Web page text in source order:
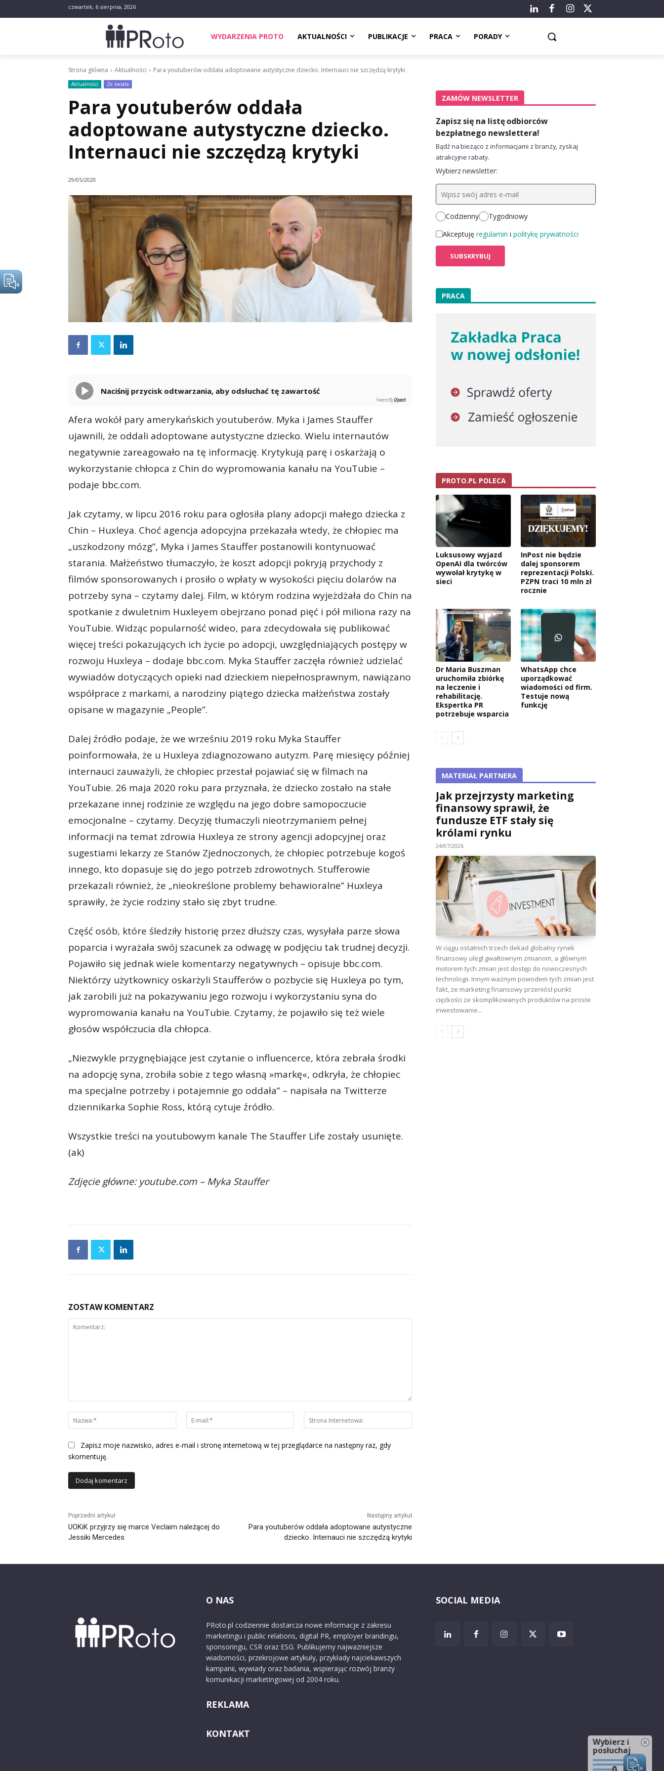
czwartek, 6 sierpnia, 2026
WYDARZENIA PROTO AKTUALNOŚCI PUBLIKACJE PRACA PORADY
Strona główna Aktualności Para youtuberów oddała adoptowane autystyczne dziecko. Internauci nie szczędzą krytyki
Aktualności Ze świata
Para youtuberów oddała
adoptowane autystyczne dziecko.
Internauci nie szczędzą krytyki
29/05/2020
Naciśnij przycisk odtwarzania, aby odsłuchać tę zawartość
Powered By GSpeech
Afera wokół pary amerykańskich youtuberów. Myka i James Stauffer
ujawnili, że oddali adoptowane autystyczne dziecko. Wielu internautów
negatywnie zareagowało na tę informację. Krytykują parę i oskarżają o
wykorzystanie chłopca z Chin do wypromowania kanału na YouTubie –
podaje bbc.com.
Jak czytamy, w lipcu 2016 roku para ogłosiła plany adopcji małego dziecka z
Chin – Huxleya. Choć agencja adopcyjna przekazała wtedy, że chłopiec ma
„uszkodzony mózg”, Myka i James Stauffer postanowili kontynuować
starania. Małżeństwo tłumaczyło, że koszt adopcji pokryją przychody z
filmów sponsorowanych i prosiło o wpłaty w wysokości pięciu dolarów na
potrzeby syna – czytamy dalej. Film, w którym rodzina wyjeżdżała do Chin na
spotkanie z dwuletnim Huxleyem obejrzano ponad pięć i pół miliona razy na
YouTubie. Widząc popularność wideo, para zdecydowała się publikować
więcej treści pokazujących ich życie po adopcji, uwzględniających postępy w
rozwoju Huxleya – dodaje bbc.com. Myka Stauffer zaczęła również udzielać
wywiadów dotyczących opieki nad dzieckiem niepełnosprawnym, nawiązano
współprace z markami, a narodziny piątego dziecka małżeństwa zostały
opisane w magazynie „People”.
Dalej źródło podaje, że we wrześniu 2019 roku Myka Stauffer
poinformowała, że u Huxleya zdiagnozowano autyzm. Parę miesięcy później
internauci zauważyli, że chłopiec przestał pojawiać się w filmach na
YouTubie. 26 maja 2020 roku para przyznała, że dziecko zostało na stałe
przekazane innej rodzinie ze względu na jego dobre samopoczucie
emocjonalne – czytamy. Decyzję tłumaczyli nieotrzymaniem pełnej
informacji na temat zdrowia Huxleya ze strony agencji adopcyjnej oraz
sugestiami lekarzy ze Stanów Zjednoczonych, że chłopiec potrzebuje kogoś
innego, kto dopasuje się do jego potrzeb zdrowotnych. Stufferowie
przekazali również, że „nieokreślone problemy behawioralne” Huxleya
sprawiły, że życie rodziny stało się zbyt trudne.
Część osób, które śledziły historię przez dłuższy czas, wysyłała parze słowa
poparcia i wyrażała swój szacunek za odwagę w podjęciu tak trudnej decyzji.
Pojawiło się jednak wiele komentarzy negatywnych – opisuje bbc.com.
Niektórzy użytkownicy oskarżyli Staufferów o pozbycie się Huxleya po tym,
jak zarobili już na pokazywaniu jego rozwoju i wykorzystaniu syna do
wypromowania kanału na YouTubie. Czytamy, że pojawiło się też wiele
głosów współczucia dla chłopca.
„Niezwykle przygnębiające jest czytanie o influencerce, która zebrała środki
na adopcję syna, zrobiła sobie z tego własną »markę«, odkryła, że chłopiec
ma specjalne potrzeby i potajemnie go oddała” – napisała na Twitterze
dziennikarka Sophie Ross, którą cytuje źródło.
Wszystkie treści na youtubowym kanale The Stauffer Life zostały usunięte.
(ak)
Zdjęcie główne: youtube.com – Myka Stauffer
ZOSTAW KOMENTARZ
Nazwa:*
mail:*
Internetowa:
Zapisz moje nazwisko, adres e-mail i stronę internetową w tej przeglądarce na następny raz, gdy
skomentuję.
Poprzedni artykuł
UOKiK przyjrzy się marce Veclaim należącej do
Jessiki Mercedes
Następny artykuł
Para youtuberów oddała adoptowane autystyczne
dziecko. Internauci nie szczędzą krytyki
ZAMÓW NEWSLETTER
Zapisz się na listę odbiorców
bezpłatnego newslettera!
Bądź na bieżąco z informacjami z branży, zyskaj
atrakcyjne rabaty.
Wybierz newsletter:
Codzienny
Tygodniowy
Akceptuję regulamin i politykę prywatności
PRACA
PROTO.PL POLECA
Luksusowy wyjazd
OpenAI dla twórców
wywołał krytykę w
sieci
InPost nie będzie
dalej sponsorem
reprezentacji Polski.
PZPN traci 10 mln zł
rocznie
Dr Maria Buszman
uruchomiła zbiórkę
na leczenie i
rehabilitację.
Ekspertka PR
potrzebuje wsparcia
WhatsApp chce
uporządkować
wiadomości od firm.
Testuje nową
funkcję
MATERIAŁ PARTNERA
Jak przejrzysty marketing
finansowy sprawił, że
fundusze ETF stały się
królami rynku
24/07/2026
W ciągu ostatnich trzech dekad globalny rynek
finansowy uległ gwałtownym zmianom, a głównym
motorem tych zmian jest dostęp do nowoczesnych
technologii. Innym ważnym powodem tych zmian jest
fakt, że marketing finansowy przeniósł punkt
ciężkości ze skomplikowanych produktów na proste
inwestowanie...
O NAS
PRoto.pl codziennie dostarcza nowe informacje z zakresu
marketingu i public relations, digital PR, employer brandingu,
sponsoringu, CSR oraz ESG. Publikujemy najważniejsze
wiadomości, przekrojowe artykuły, przykłady najciekawszych
kampanii, wywiady oraz badania, wspierając rozwój branży
komunikacji marketingowej od 2004 roku.
REKLAMA
KONTAKT
SOCIAL MEDIA
Wybierz i
posłuchaj